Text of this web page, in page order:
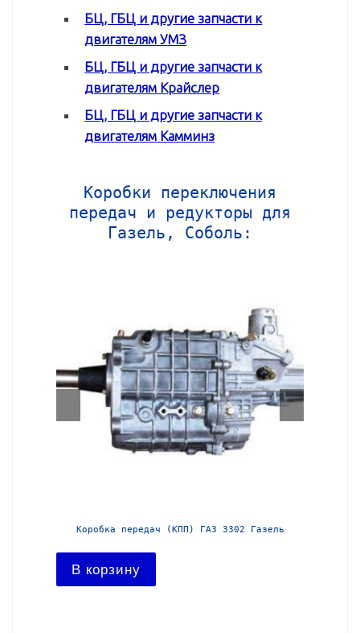
БЦ, ГБЦ и другие запчасти к
двигателям УМЗ
БЦ, ГБЦ и другие запчасти к
двигателям Крайслер
БЦ, ГБЦ и другие запчасти к
двигателям Камминз
Коробки переключения
передач и редукторы для
Газель, Соболь:
Коробка передач (КПП) ГАЗ 3302 Газель
В корзину